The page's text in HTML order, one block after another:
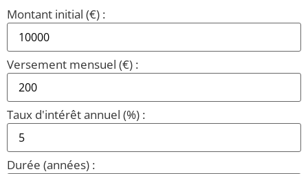
Montant initial (€) :
Versement mensuel (€) :
Taux d'intérêt annuel (%) :
Durée (années) :